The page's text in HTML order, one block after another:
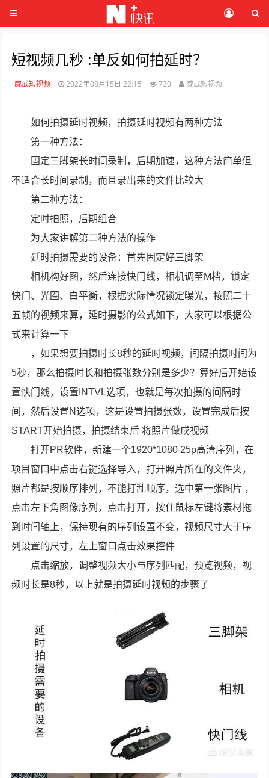
短视频几秒 :单反如何拍延时？
威武短视频 2022年08月15日 22:15 730 威武短视频
如何拍摄延时视频，拍摄延时视频有两种方法
第一种方法：
固定三脚架长时间录制，后期加速，这种方法简单但
不适合长时间录制，而且录出来的文件比较大
第二种方法：
定时拍照，后期组合
为大家讲解第二种方法的操作
延时拍摄需要的设备：首先固定好三脚架
相机构好图，然后连接快门线，相机调至M档，锁定
快门、光圈、白平衡，根据实际情况锁定曝光，按照二十
五帧的视频来算，延时摄影的公式如下，大家可以根据公
式来计算一下
，如果想要拍摄时长8秒的延时视频，间隔拍摄时间为
5秒，那么拍摄时长和拍摄张数分别是多少？算好后开始设
置快门线，设置INTVL选项，也就是每次拍摄的间隔时
间，然后设置N选项，这是设置拍摄张数，设置完成后按
START开始拍摄，拍摄结束后 将照片做成视频
打开PR软件，新建一个1920*1080 25p高清序列，在
项目窗口中点击右键选择导入，打开照片所在的文件夹，
照片都是按顺序排列，不能打乱顺序，选中第一张图片 ，
点击左下角图像序列，点击打开，按住鼠标左键将素材拖
到时间轴上，保持现有的序列设置不变，视频尺寸大于序
列设置的尺寸，左上窗口点击效果控件
点击缩放，调整视频大小与序列匹配，预览视频，视
频时长是8秒，以上就是拍摄延时视频的步骤了